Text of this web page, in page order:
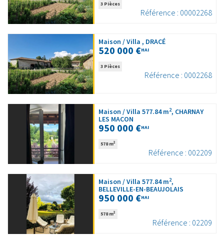
3 Pièces
Référence : 00002268
Maison / Villa , DRACÉ
520 000 €HAI
3 Pièces
Référence : 0002268
Maison / Villa 577.84 m2, CHARNAY
LES MACON
950 000 €HAI
578 m2
Référence : 002209
Maison / Villa 577.84 m2,
BELLEVILLE-EN-BEAUJOLAIS
950 000 €HAI
578 m2
Référence : 02209